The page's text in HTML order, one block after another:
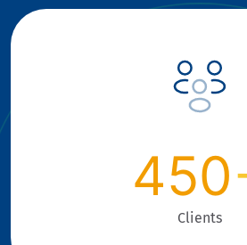
450
Clients